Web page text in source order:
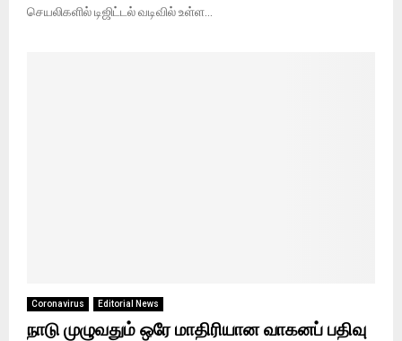
செயலிகளில் டிஜிட்டல் வடிவில் உள்ள...
Coronavirus Editorial News
நாடு முழுவதும் ஒரே மாதிரியான வாகனப் பதிவு